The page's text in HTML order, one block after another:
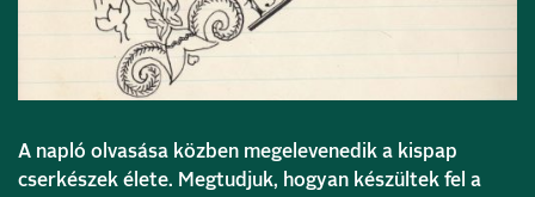
A napló olvasása közben megelevenedik a kispap
cserkészek élete. Megtudjuk, hogyan készültek fel a